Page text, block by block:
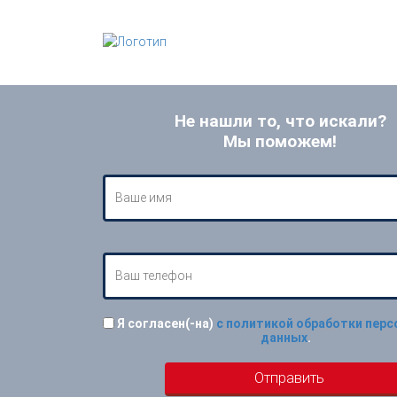
Не нашли то, что искали?
Мы поможем!
Я согласен(-на) с политикой обработки
данных.